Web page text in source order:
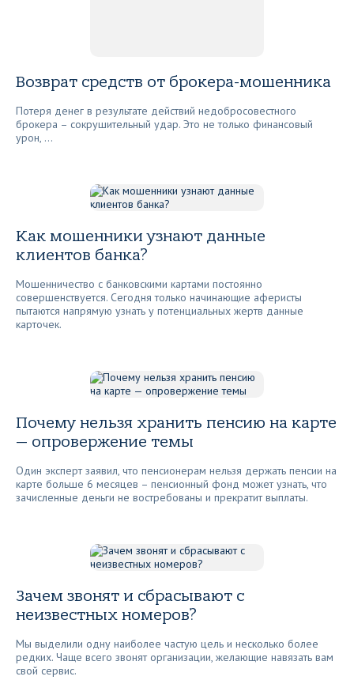
Возврат средств от брокера-мошенника
Потеря денег в результате действий недобросовестного
брокера – сокрушительный удар. Это не только финансовый
урон, ...
Как мошенники узнают данные
клиентов банка?
Мошенничество с банковскими картами постоянно
совершенствуется. Сегодня только начинающие аферисты
пытаются напрямую узнать у потенциальных жертв данные
карточек.
Почему нельзя хранить пенсию на карте
— опровержение темы
Один эксперт заявил, что пенсионерам нельзя держать пенсии на
карте больше 6 месяцев – пенсионный фонд может узнать, что
зачисленные деньги не востребованы и прекратит выплаты.
Зачем звонят и сбрасывают с
неизвестных номеров?
Мы выделили одну наиболее частую цель и несколько более
редких. Чаще всего звонят организации, желающие навязать вам
свой сервис.